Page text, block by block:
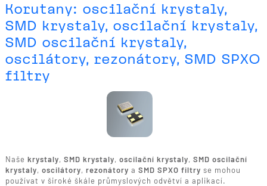
Korutany: oscilační krystaly,
SMD krystaly, oscilační krystaly,
SMD oscilační krystaly,
oscilátory, rezonátory, SMD SPXO
filtry
Naše krystaly, SMD krystaly, oscilační krystaly, SMD oscilační
krystaly, oscilátory, rezonátory a SMD SPXO filtry se mohou
používat v široké škále průmyslových odvětví a aplikací.